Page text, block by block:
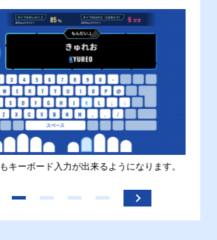
キーボード入力が出来るようになります。